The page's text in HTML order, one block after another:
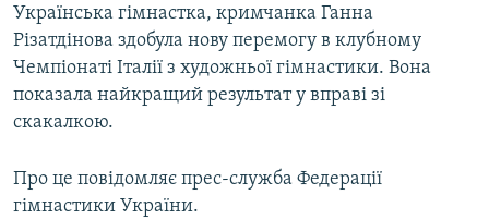
Усі сайти RFE/RL
Українська гімнастка, кримчанка Ганна
Різатдінова здобула нову перемогу в клубному
Чемпіонаті Італії з художньої гімнастики. Вона
показала найкращий результат у вправі зі
скакалкою.
Про це повідомляє прес-служба Федерації
гімнастики України.